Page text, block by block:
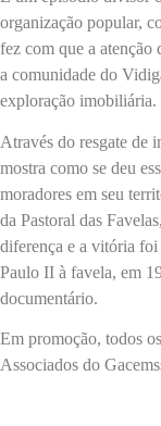
organização popular,
fez com que a atenção
a comunidade do
exploração imobiliária.
Através do resgate de
mostra como se deu
moradores em seu
da Pastoral das
diferença e a vitória foi
Paulo II à favela, em
documentário.
Em promoção, todos
Associados do